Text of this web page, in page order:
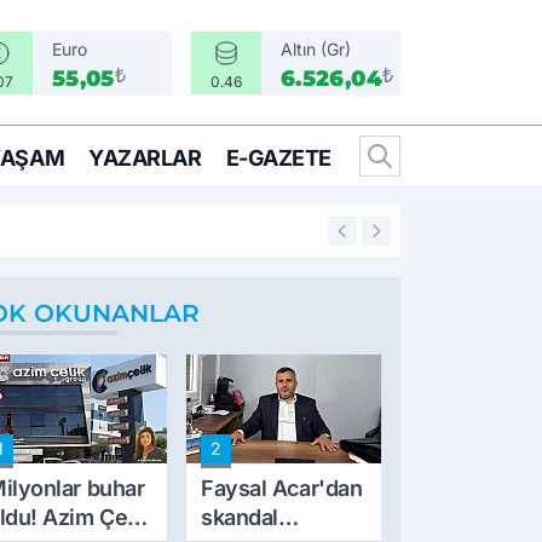
Euro
55,05₺ 0.46
Altın (Gr)
6.526,04₺
YAZARLAR E-GAZETE
15:07
OKUNANLAR
buhar
Azim Çelik
2
Faysal Acar'dan
skandal